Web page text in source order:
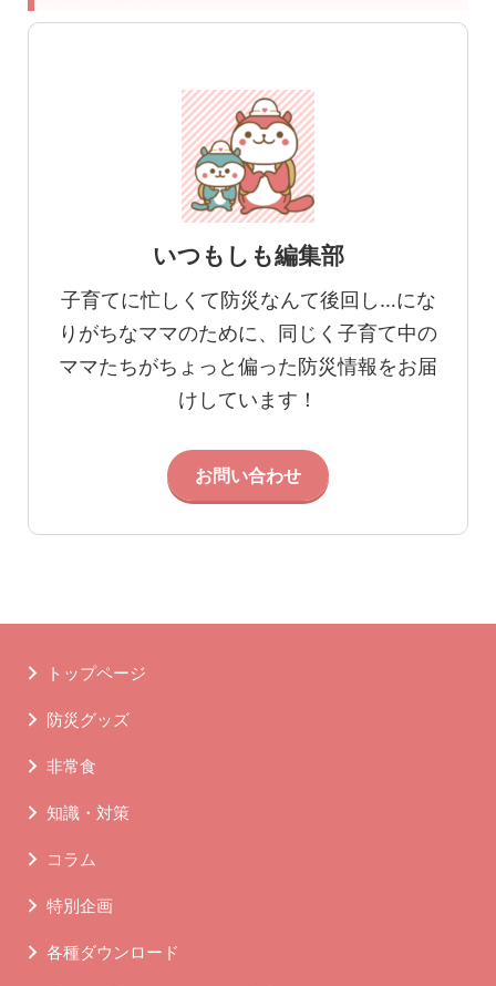
いつもしも編集部
子育てに忙しくて防災なんて後回し…にな
りがちなママのために、同じく子育て中の
ママたちがちょっと偏った防災情報をお届
けしています！
お問い合わせ
トップページ
防災グッズ
非常食
知識・対策
コラム
特別企画
各種ダウンロード